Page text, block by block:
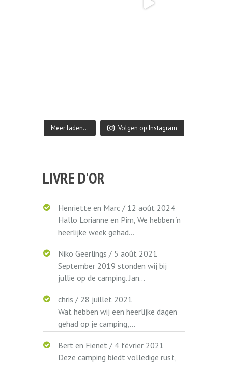
Meer laden… Volgen op Instagram
LIVRE D'OR
Henriette en Marc / 12 août 2024
Hallo Lorianne en Pim, We hebben ‘n
heerlijke week gehad...
Niko Geerlings / 5 août 2021
September 2019 stonden wij bij
jullie op de camping. Jan...
chris / 28 juillet 2021
Wat hebben wij een heerlijke dagen
gehad op je camping,...
Bert en Fienet / 4 février 2021
Deze camping biedt volledige rust,